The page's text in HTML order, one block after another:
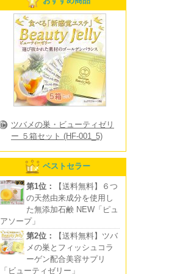
ツバメの巣・ビューティゼリ
ー ５箱セット (HF-001_5)
ベストセラー
第1位：
【送料無料】６つ
の天然由来成分を使用し
た無添加石鹸 NEW「ピュ
アソープ」
第2位：
【送料無料】ツバ
メの巣とフィッシュコラ
ーゲン配合美容サプリ
「ビューティゼリー」